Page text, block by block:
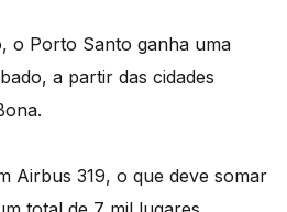
o Porto Santo ganha uma
a partir das cidades
Airbus 319, o que deve somar